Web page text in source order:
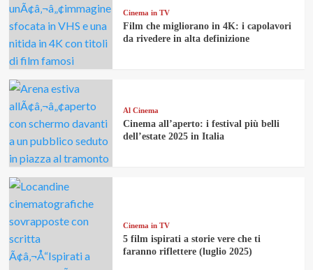
Cinema in TV
Film che migliorano in 4K: i capolavori
da rivedere in alta definizione
Al Cinema
Cinema all’aperto: i festival più belli
dell’estate 2025 in Italia
Cinema in TV
5 film ispirati a storie vere che ti
faranno riflettere (luglio 2025)